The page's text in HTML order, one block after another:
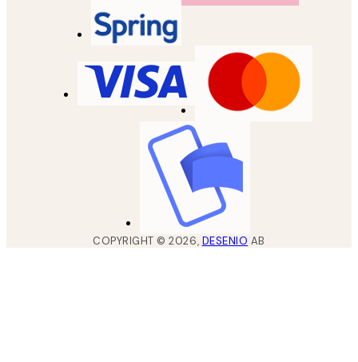
COPYRIGHT ©2026, DESENIO AB